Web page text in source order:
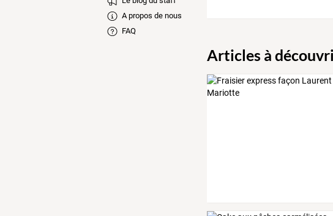
A propos de nous
FAQ
Articles à